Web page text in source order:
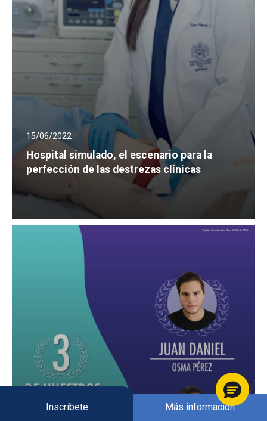
Inscríbete Más información
15/06/2022
Hospital simulado, el escenario para la
perfección de las destrezas clínicas